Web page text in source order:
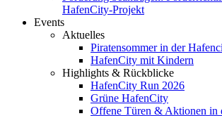
HafenCity-Projekt
Events
Aktuelles
Piratensommer in der
HafenCity mit Kindern
Highlights & Rückblicke
HafenCity Run 2026
Grüne HafenCity
Offene Türen & Aktionen in